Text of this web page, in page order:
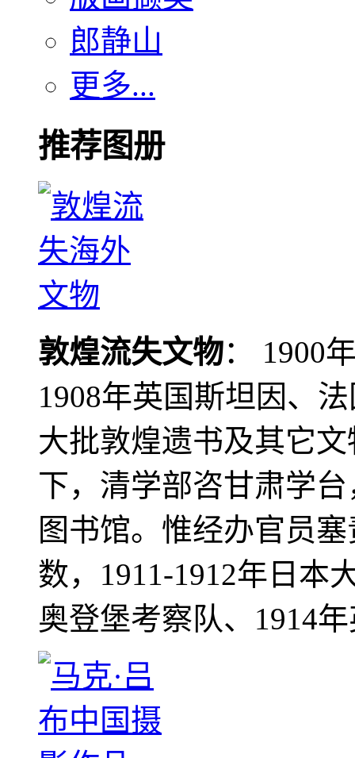
郎静山
更多...
推荐图册
敦煌流失文物： 1900
1908年英国斯坦因、
大批敦煌遗书及其它
下，清学部咨甘肃学
图书馆。惟经办官员
数，1911-1912年日本
奥登堡考察队、1914